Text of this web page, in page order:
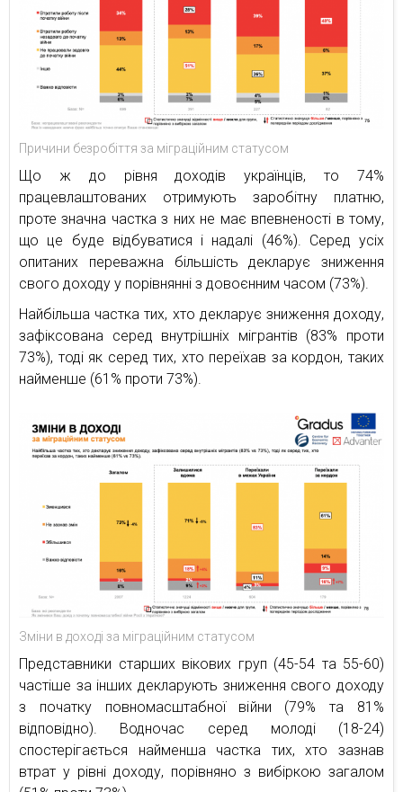
Причини безробіття за міграційним статусом
Що ж до рівня доходів українців, то 74%
працевлаштованих отримують заробітну платню,
проте значна частка з них не має впевненості в тому,
що це буде відбуватися і надалі (46%). Серед усіх
опитаних переважна більшість декларує зниження
свого доходу у порівнянні з довоєнним часом (73%).
Найбільша частка тих, хто декларує зниження доходу,
зафіксована серед внутрішніх мігрантів (83% проти
73%), тоді як серед тих, хто переїхав за кордон, таких
найменше (61% проти 73%).
Зміни в доході за міграційним статусом
Представники старших вікових груп (45-54 та 55-60)
частіше за інших декларують зниження свого доходу
з початку повномасштабної війни (79% та 81%
відповідно). Водночас серед молоді (18-24)
спостерігається найменша частка тих, хто зазнав
втрат у рівні доходу, порівняно з вибіркою загалом